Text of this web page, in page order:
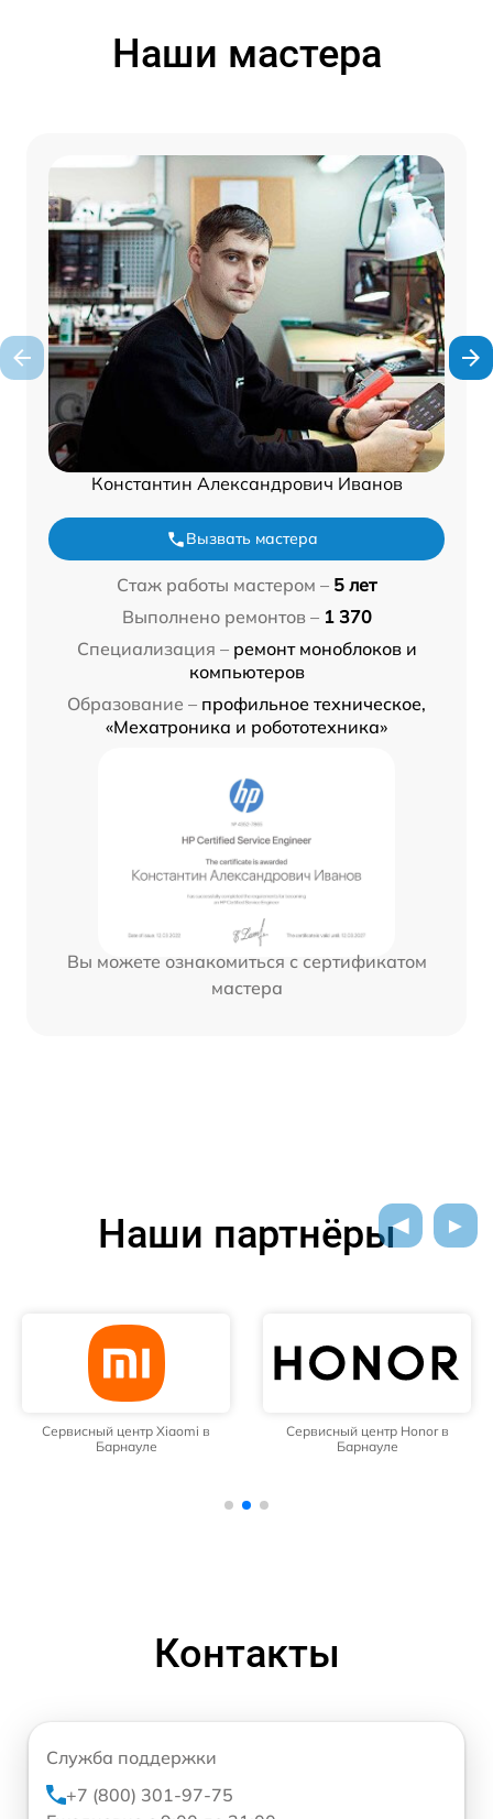
Наши мастера
Константин Александрович Иванов
Вызвать мастера
Стаж работы мастером – 5 лет
Выполнено ремонтов – 1 370
Специализация – ремонт моноблоков и
компьютеров
Образование – профильное техническое,
«Мехатроника и робототехника»
Вы можете ознакомиться с сертификатом
мастера
Наши партнёры
Сервисный центр Xiaomi в
Барнауле
Сервисный центр Honor в
Барнауле
Контакты
Служба поддержки
+7 (800) 301-97-75